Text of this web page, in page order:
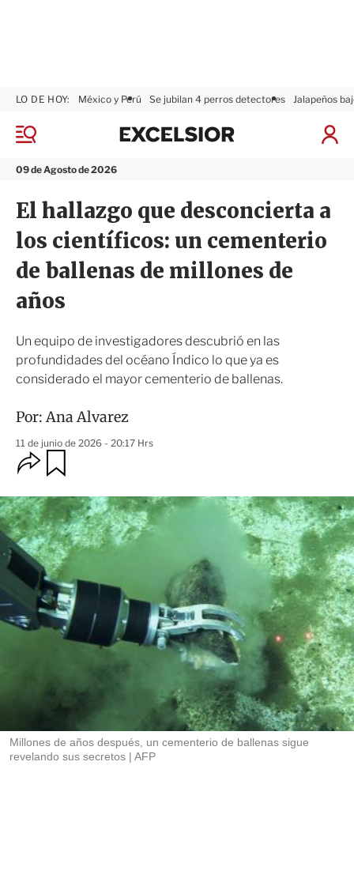
M
n
09 de Agosto de 2026
LO DE HOY: México y Perú Se jubilan 4 perros detectores Jalapeños
I
a
x
i
r
El hallazgo que desconcierta a
los científicos: un cementerio
de ballenas de millones de
años
Un equipo de investigadores descubrió en las
profundidades del océano Índico lo que ya es
considerado el mayor cementerio de ballenas.
Por:Ana Alvarez
11 de junio de 2026 - 20:17 Hrs
O
p
i
o
n
e
s
d
e
c
o
r
d
a
r
Millones de años después, un cementerio de ballenas sigue
revelando sus secretos
AFP